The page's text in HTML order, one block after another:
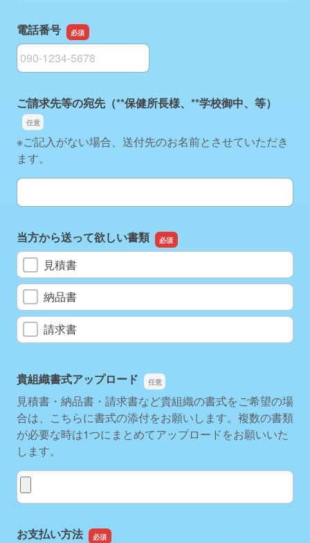
電話番号
電話番号
ご請求先等の宛先（**保健所長様、**学校御中、等）
※ご記入がない場合、送付先のお名前とさせていただき
ます。
ご請求先等の宛先（**保健所長様、**学校御中、等）
当方から送って欲しい書類
見積書
納品書
請求書
貴組織書式アップロード
見積書・納品書・請求書など貴組織の書式をご希望の場
合は、こちらに書式の添付をお願いします。複数の書類
が必要な時は1つにまとめてアップロードをお願いいた
します。
貴組織書式アップロード
お支払い方法